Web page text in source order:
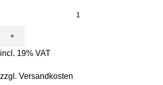
incl. 19% VAT
zzgl. Versandkosten